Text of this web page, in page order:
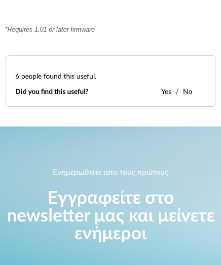
*Requires 1.01 or later firmware
6 people found this useful.
Did you find this useful? Yes No
Ενημερωθείτε απο τους πρώτους
Εγγραφείτε στο
newsletter μας και μείνετε
ενήμεροι